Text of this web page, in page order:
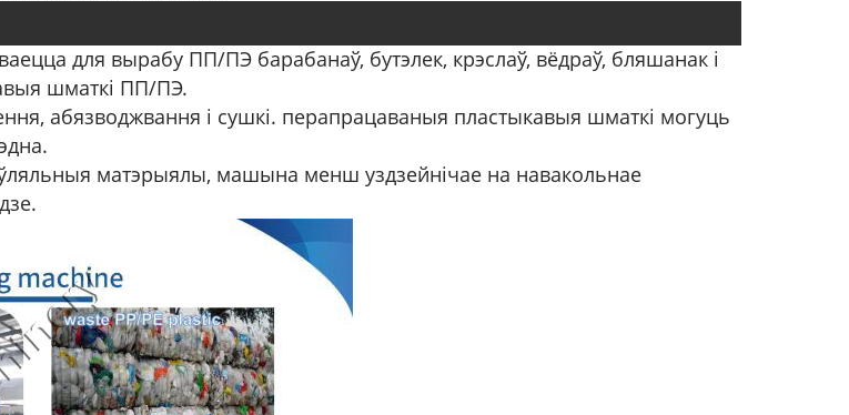
для вырабу ПП/ПЭ барабанаў, бутэлек, крэслаў, вёдраў, бляшанак і
шматкі ПП/ПЭ.
абязводжвання і сушкі. перапрацаваныя пластыкавыя шматкі могуць
матэрыялы, машына менш уздзейнічае на навакольнае